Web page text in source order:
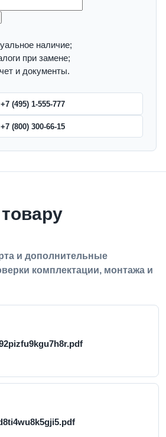
наличие;
при замене;
и документы.
+7 (495) 1-555-777
+7 (800) 300-66-15
и дополнительные
комплектации, монтажа и